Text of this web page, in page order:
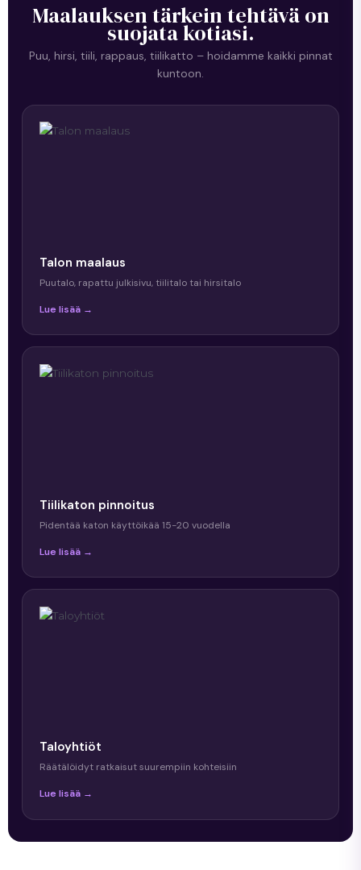
Maalauksen tärkein tehtävä on
suojata kotiasi.
Puu, hirsi, tiili, rappaus, tiilikatto – hoidamme kaikki pinnat
kuntoon.
Talon maalaus
Puutalo, rapattu julkisivu, tiilitalo tai hirsitalo
Lue lisää →
Tiilikaton pinnoitus
Pidentää katon käyttöikää 15-20 vuodella
Lue lisää →
Taloyhtiöt
Räätälöidyt ratkaisut suurempiin kohteisiin
Lue lisää →